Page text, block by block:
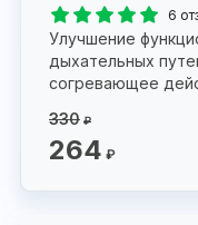
6
Улучшение
дыхательных
согревающее
330 ₽
264 ₽